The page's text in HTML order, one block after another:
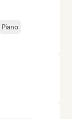
Piano